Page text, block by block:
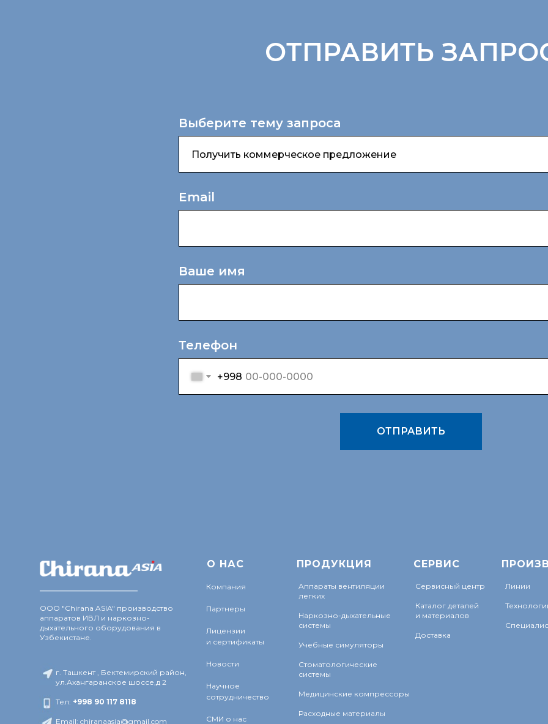
ОТПРАВИТЬ
Выберите тему запроса
Email
Ваше имя
Телефон
+998
ОТПРАВИТЬ
Компания
Партнеры
Лицензии
и сертификаты
Новости
Научное
сотрудничество
СМИ о нас
Аппараты вентиляции
легких
Наркозно-дыхательные
системы
Учебные симуляторы
Стоматологические
системы
Медицинские компрессоры
Расходные материалы
СЕРВИС
Сервисный центр
Каталог деталей
и материалов
Доставка
ПРОДУКЦИЯ
Линии
г. Ташкент , Бектемирский район,
ул.Ахангаранское шоссе,д 2
Тел: +998 90 117 8118
Email: chiranaasia@gmail.com
ООО "Chirana ASIA" производство
аппаратов ИВЛ и наркозно-
дыхательного оборудования в
Узбекистане.
О НАС